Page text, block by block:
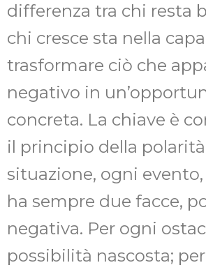
differenza tra chi resta
chi cresce sta nella
trasformare ciò che
negativo in
concreta. La chiave è
il principio della
situazione, ogni
ha sempre due facce,
negativa. Per ogni
possibilità nascosta;